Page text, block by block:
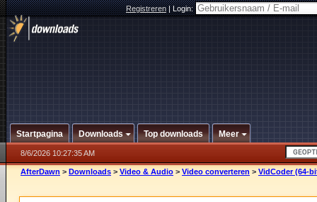
Registreren|Login:
Startpagina Downloads Top downloads Meer
8/6/2026 10:27:35 AM
AfterDawn > Downloads > Video & Audio > Video converteren > VidCoder (64-